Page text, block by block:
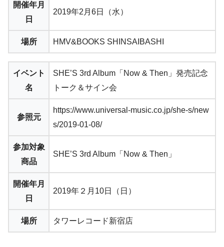
開催年月
日
2019年2月6日（水）
場所 HMV&BOOKS SHINSAIBASHI
イベント
名
SHE’S 3rd Album「Now & Then」発売記念
トーク＆サイン会
参照元
https://www.universal-music.co.jp/she-s/new
s/2019-01-08/
参加対象
商品
SHE’S 3rd Album「Now & Then」
開催年月
日
2019年２月10日（日）
場所 タワーレコード新宿店